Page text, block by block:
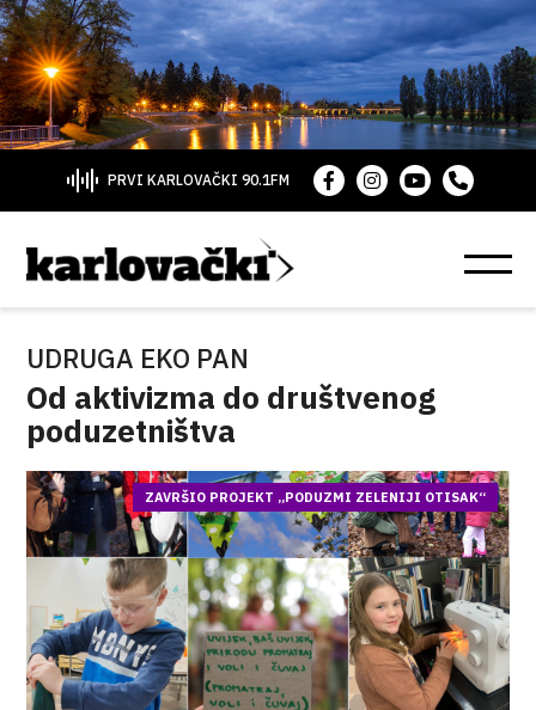
PRVI KARLOVAČKI 90.1FM
UDRUGA EKO PAN
Od aktivizma do društvenog
poduzetništva
ZAVRŠIO PROJEKT „PODUZMI ZELENIJI OTISAK“